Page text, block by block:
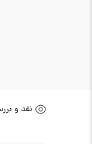
نقد و